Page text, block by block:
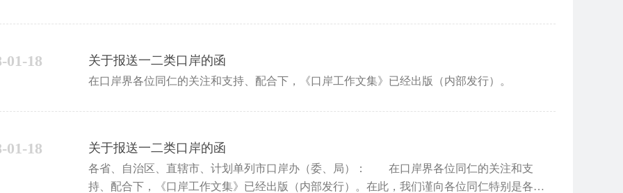
01-18 关于报送一二类口岸的函
在口岸界各位同仁的关注和支持、配合下，《口岸工作文集》已经出版（内部发行）。
01-18 关于报送一二类口岸的函
各省、自治区、直辖市、计划单列市口岸办（委、局）： 在口岸界各位同仁的关注和支
持、配合下，《口岸工作文集》已经出版（内部发行）。在此，我们谨向各位同仁特别是各位